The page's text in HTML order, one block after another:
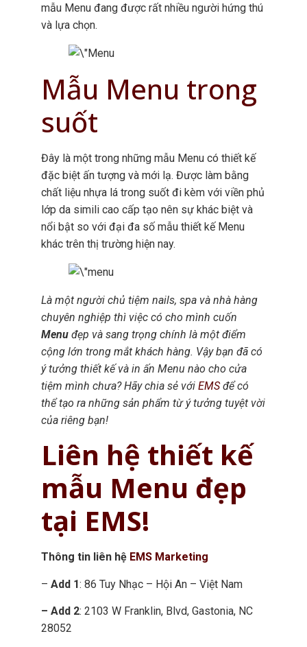
mẫu Menu đang được rất nhiều người hứng thú
và lựa chọn.
Mẫu Menu trong
suốt
Đây là một trong những mẫu Menu có thiết kế
đặc biệt ấn tượng và mới lạ. Được làm bằng
chất liệu nhựa lá trong suốt đi kèm với viền phủ
lớp da simili cao cấp tạo nên sự khác biệt và
nổi bật so với đại đa số mẫu thiết kế Menu
khác trên thị trường hiện nay.
Là một người chủ tiệm nails, spa và nhà hàng
chuyên nghiệp thì việc có cho mình cuốn
Menu đẹp và sang trọng chính là một điểm
cộng lớn trong mắt khách hàng. Vậy bạn đã có
ý tưởng thiết kế và in ấn Menu nào cho cửa
tiệm mình chưa? Hãy chia sẻ với EMSđể có
thể tạo ra những sản phẩm từ ý tưởng tuyệt vời
của riêng bạn!
Liên hệ thiết kế
mẫu Menu đẹp
tại EMS!
Thông tin liên hệ EMS Marketing
– Add 1: 86 Tuy Nhạc – Hội An – Việt Nam
– Add 2: 2103 W Franklin, Blvd, Gastonia, NC
28052